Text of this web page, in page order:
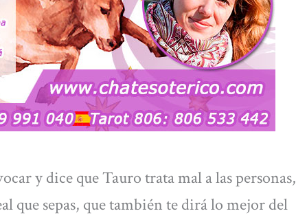
y dice que Tauro trata mal a las personas,
que sepas, que también te dirá lo mejor del